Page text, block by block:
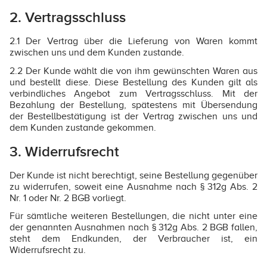
2. Vertragsschluss
2.1 Der Vertrag über die Lieferung von Waren kommt
zwischen uns und dem Kunden zustande.
2.2 Der Kunde wählt die von ihm gewünschten Waren aus
und bestellt diese. Diese Bestellung des Kunden gilt als
verbindliches Angebot zum Vertragsschluss. Mit der
Bezahlung der Bestellung, spätestens mit Übersendung
der Bestellbestätigung ist der Vertrag zwischen uns und
dem Kunden zustande gekommen.
3. Widerrufsrecht
Der Kunde ist nicht berechtigt, seine Bestellung gegenüber
zu widerrufen, soweit eine Ausnahme nach § 312g Abs. 2
Nr. 1 oder Nr. 2 BGB vorliegt.
Für sämtliche weiteren Bestellungen, die nicht unter eine
der genannten Ausnahmen nach § 312g Abs. 2 BGB fallen,
steht dem Endkunden, der Verbraucher ist, ein
Widerrufsrecht zu.